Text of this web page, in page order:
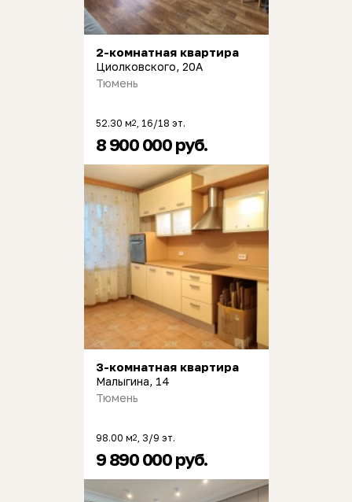
2-комнатная квартира
Циолковского, 20А
Тюмень
52.30 м2 , 16/18 эт.
8 900 000 руб.
3-комнатная квартира
Малыгина, 14
Тюмень
98.00 м2 , 3/9 эт.
9 890 000 руб.